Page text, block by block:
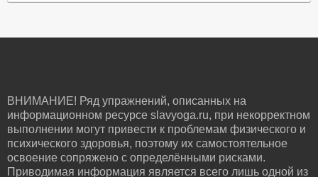
ВНИМАНИЕ! Ряд упражнений, описанных на
информационном ресурсе slavyoga.ru, при некорректном
выполнении могут привести к проблемам физического и
психического здоровья, поэтому их самостоятельное
освоение сопряжено с определёнными рисками.
Приводимая информация является всего лишь одной из